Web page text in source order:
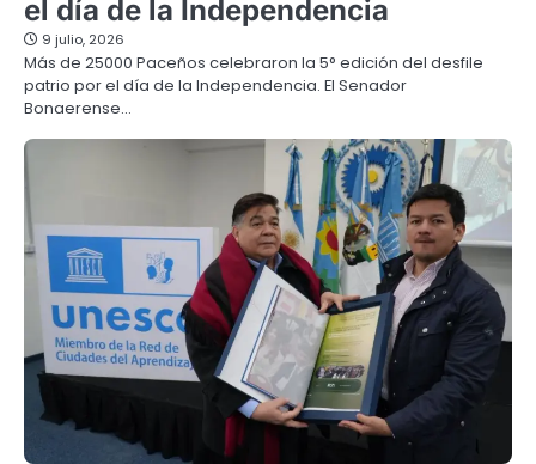
el día de la Independencia
9 julio, 2026
Más de 25000 Paceños celebraron la 5° edición del desfile
patrio por el día de la Independencia. El Senador
Bonaerense…